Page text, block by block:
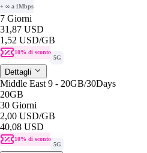
+ ∞ a 1Mbps
7 Giorni
31,87 USD
1,52 USD/GB
10% di sconto
5G
Dettagli
Middle East 9 - 20GB/30Days
20GB
30 Giorni
2,00 USD/GB
40,08 USD
10% di sconto
5G